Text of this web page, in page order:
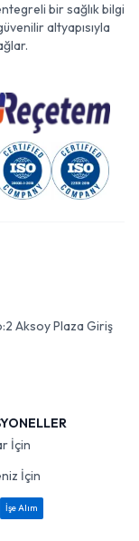
bir sağlık bilgi
altyapısıyla
Aksoy Plaza Giriş
İçin
İçin
İşe Alım